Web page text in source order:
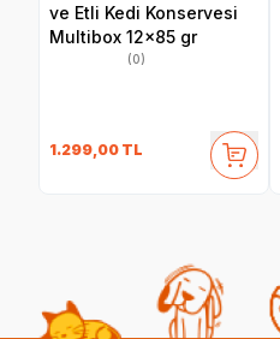
ve Etli Kedi Konservesi
Multibox 12x85 gr
(0)
1.299,00 TL